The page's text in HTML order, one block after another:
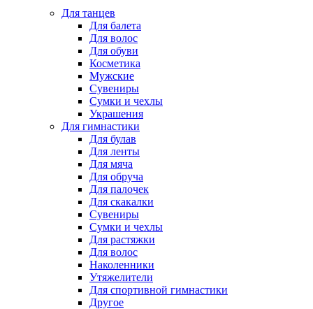
Для танцев
Для балета
Для волос
Для обуви
Косметика
Мужские
Сувениры
Сумки и чехлы
Украшения
Для гимнастики
Для булав
Для ленты
Для мяча
Для обруча
Для палочек
Для скакалки
Сувениры
Сумки и чехлы
Для растяжки
Для волос
Наколенники
Утяжелители
Для спортивной гимнастики
Другое